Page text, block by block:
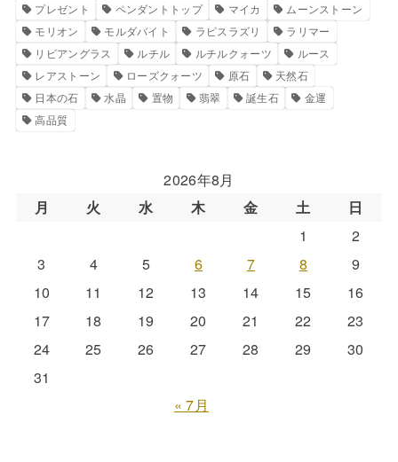
プレゼント
ペンダントトップ マイカ
ムーンストーン
モリオン
モルダバイト ラピスラズリ
ラリマー
リビアングラス
ルチル ルチルクォーツ
ルース
レアストーン
ローズクォーツ 原石
天然石
日本の石
水晶 置物 翡翠 誕生石
金運
高品質
2026年8月
月
火 水 木 金 土
日
1
2
3
4 5 6 7 8
9
10
11 12 13 14 15
16
17
18 19 20 21 22
23
24
25 26 27 28 29
30
31
« 7月